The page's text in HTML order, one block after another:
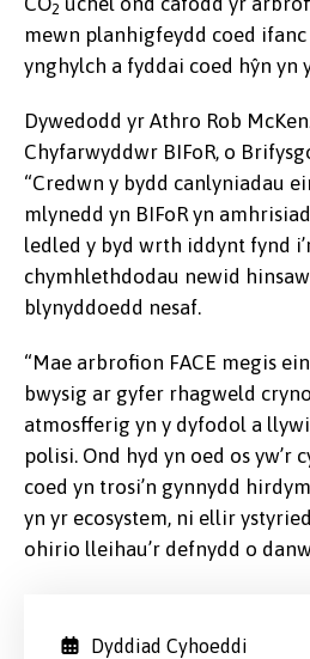
2
mewn planhigfeydd coed
ynghylch a fyddai coed hŷn yn
Dywedodd yr Athro Rob
Chyfarwyddwr BIFoR, o
“Credwn y bydd canlyniadau
mlynedd yn BIFoR yn
ledled y byd wrth iddynt fynd
chymhlethdodau newid
blynyddoedd nesaf.
“Mae arbrofion FACE megis
bwysig ar gyfer rhagweld
atmosfferig yn y dyfodol a
polisi. Ond hyd yn oed os yw’r
coed yn trosi’n gynnydd
yn yr ecosystem, ni ellir
ohirio lleihau’r defnydd o
Dyddiad Cyhoeddi